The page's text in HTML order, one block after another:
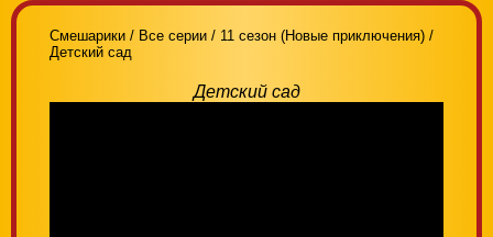
Смешарики / Все серии / 11 сезон (Новые приключения) /
Детский сад
Детский сад